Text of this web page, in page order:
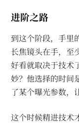
进阶之路
到这个阶段，手里
长焦镜头在手，至
好看就取决于技术
妙？他选择的时间
了某个曝光参数，
这个时候精进技术